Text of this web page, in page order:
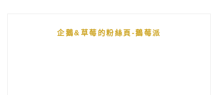
企鵝&草莓的粉絲頁-鵝莓派